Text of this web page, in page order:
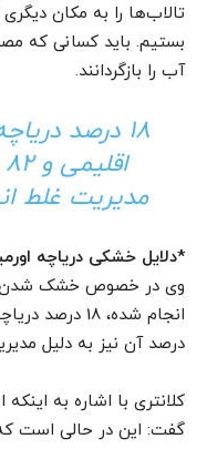
تالاب‌ها را به مکان
بستیم. باید کسانی که
آب را بازگردانند.
18 درصد
مدیریت غلط
*دلایل خشکی دریاچه
وی در خصوص خشک شدن
درصد آن نیز به دلیل
گفت: این در حالی است که